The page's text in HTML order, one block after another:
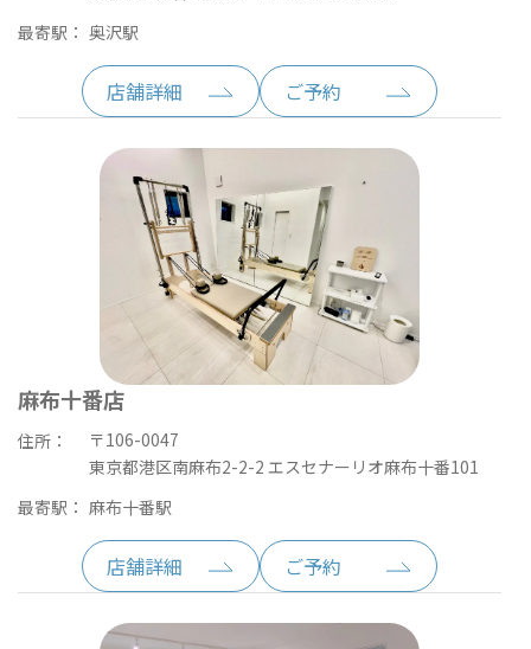
最寄駅： 奥沢駅
店舗詳細 ご予約
麻布十番店
住所：
〒106-0047
東京都港区南麻布2-2-2 エスセナーリオ麻布十番101
最寄駅： 麻布十番駅
店舗詳細 ご予約